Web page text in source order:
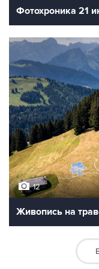
Фотохроника 21
12
Живопись на